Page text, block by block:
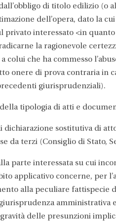
di titolo edilizio (o
dell’opera, dato la
privato interessato <in
la ragionevole
colui che ha commesso
onere di prova contraria in
giurisprudenziali).
tipologia di atti e
dichiarazione sostitutiva di
da terzi (Consiglio di Stato,
parte interessata su cui
applicativo concerne, per
alla peculiare fattispecie
amministrativa
delle presunzioni